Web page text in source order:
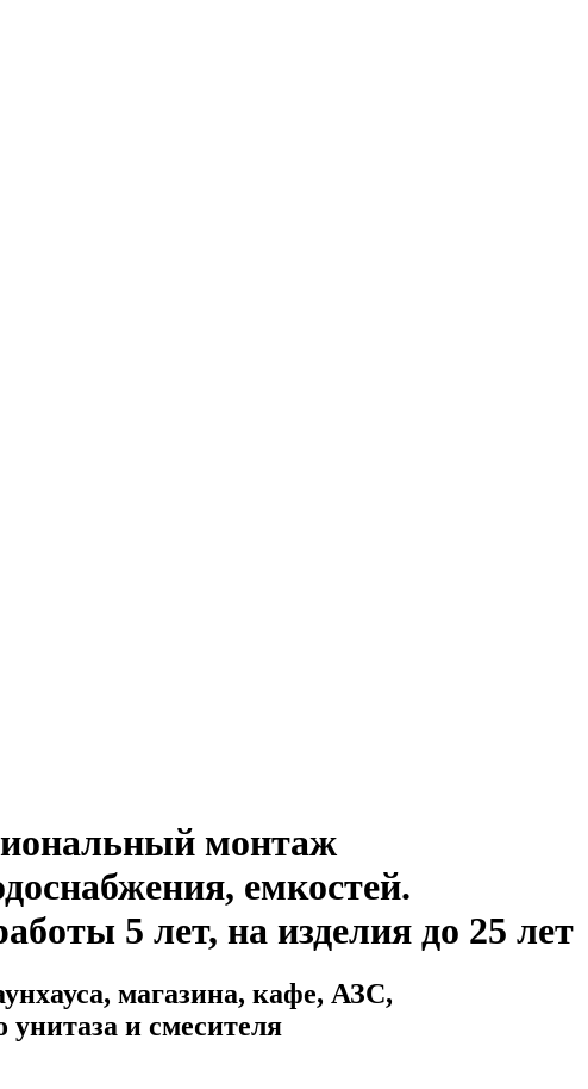
монтаж
емкостей.
5 лет, на изделия до 25 лет
магазина, кафе, АЗС,
и смесителя